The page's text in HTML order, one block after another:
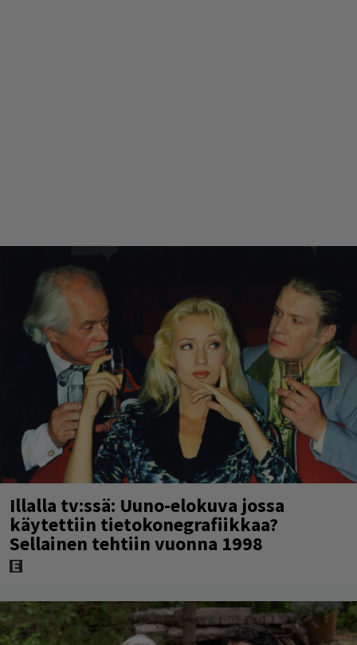
Illalla tv:ssä: Uuno-elokuva jossa
käytettiin tietokonegrafiikkaa?
Sellainen tehtiin vuonna 1998